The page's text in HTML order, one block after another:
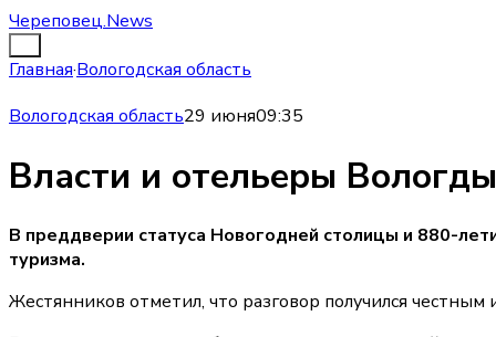
Череповец.News
Главная·Вологодская область
Вологодская область29 июня09:35
Власти и отельеры
В преддверии статуса Новогодней столицы и 880-
туризма.
Жестянников отметил, что разговор получился